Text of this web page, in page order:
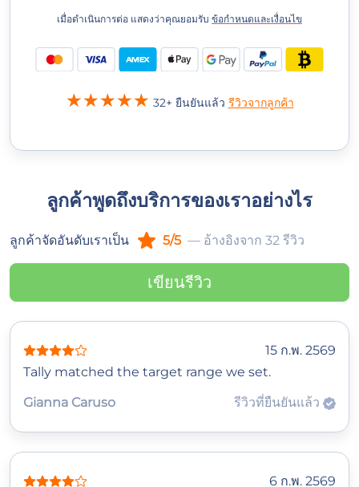
เมื่อดำเนินการต่อ แสดงว่าคุณยอมรับ ข้อกำหนดและเงื่อนไข
32+ ยืนยันแล้ว รีวิวจากลูกค้า
ลูกค้าพูดถึงบริการของเราอย่างไร
ลูกค้าจัดอันดับเราเป็น 5/5 — อ้างอิงจาก 32 รีวิว
เขียนรีวิว
15 ก.พ. 2569
Tally matched the target range we set.
Gianna Caruso
รีวิวที่ยืนยันแล้ว
6 ก.พ. 2569